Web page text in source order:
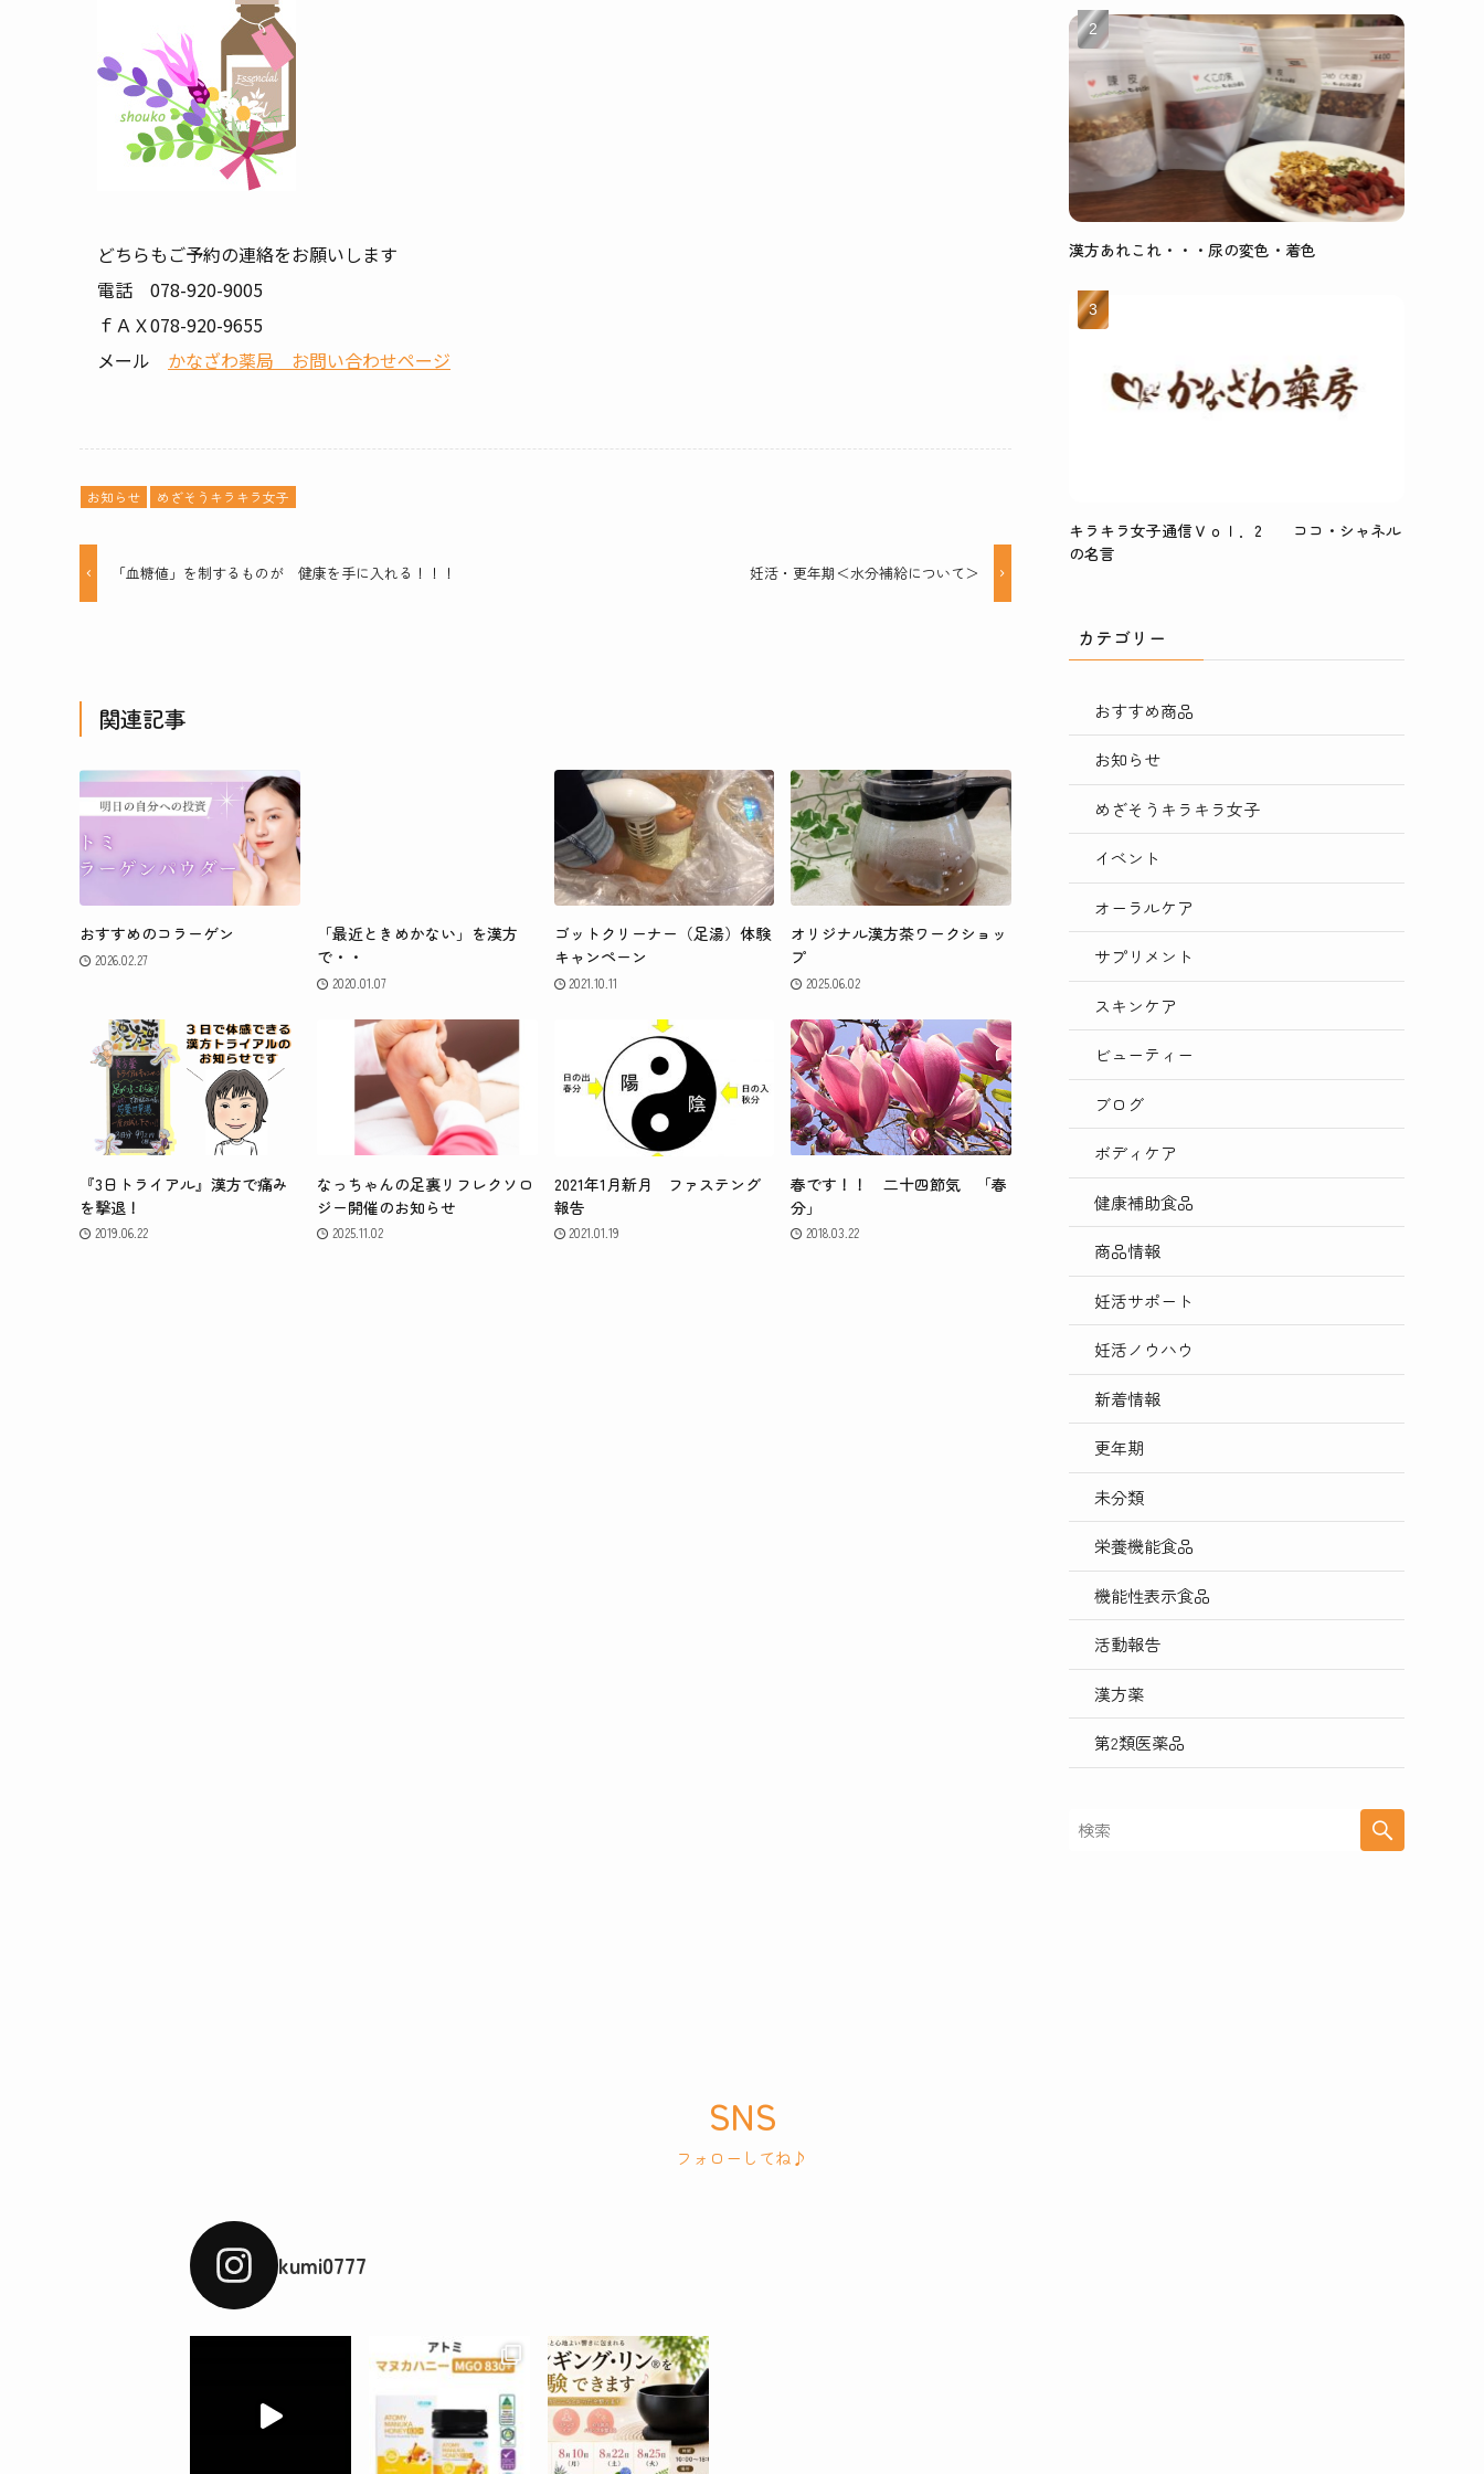
どちらもご予約の連絡をお願いします
電話 078-920-9005
ｆＡＸ078-920-9655
メール かなざわ薬局 お問い合わせページ
お知らせ めざそうキラキラ女子
「血糖値」を制するものが 健康を手に入れる！！！ 妊活・更年期＜水分補給について＞
関連記事
おすすめのコラーゲン
2026.02.27
「最近ときめかない」を漢方
で・・
2020.01.07
ゴットクリーナー（足湯）体験
キャンペーン
2021.10.11
オリジナル漢方茶ワークショッ
プ
2025.06.02
『3日トライアル』漢方で痛み
を撃退！
2019.06.22
なっちゃんの足裏リフレクソロ
ジー開催のお知らせ
2025.11.02
2021年1月新月 ファステング
報告
2021.01.19
春です！！ 二十四節気 「春
分」
2018.03.22
漢方あれこれ・・・尿の変色・着色
キラキラ女子通信Ｖｏｌ．2 ココ・シャネル
の名言
カテゴリー
おすすめ商品
お知らせ
めざそうキラキラ女子
イベント
オーラルケア
サプリメント
スキンケア
ビューティー
ブログ
ボディケア
健康補助食品
商品情報
妊活サポート
妊活ノウハウ
新着情報
更年期
未分類
栄養機能食品
機能性表示食品
活動報告
漢方薬
第2類医薬品
SNS
フォローしてね♪
kumi0777